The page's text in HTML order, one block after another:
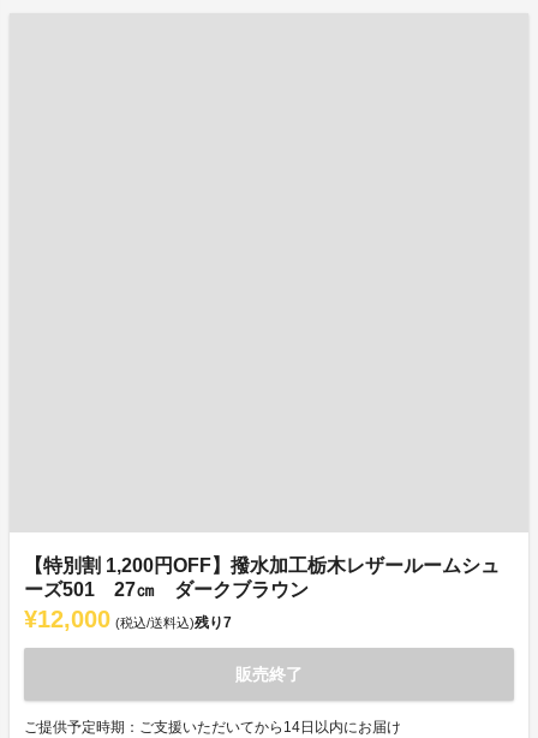
【特別割 1,200円OFF】撥水加工栃木レザールームシュ
ーズ501 27㎝ ダークブラウン
¥12,000 (税込/送料込)残り7
販売終了
ご提供予定時期：ご支援いただいてから14日以内にお届け